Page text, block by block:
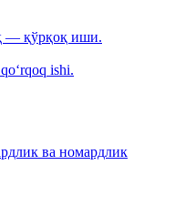
— қўрқоқ иши.
ishi.
ва номардлик